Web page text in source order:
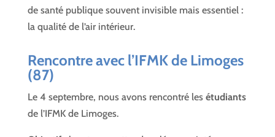
de santé publique souvent invisible mais essentiel :
la qualité de l’air intérieur.
Rencontre avec l’IFMK de Limoges
(87)
Le 4 septembre, nous avons rencontré les étudiants
de l’IFMK de Limoges.